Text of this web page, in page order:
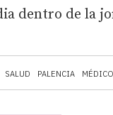
SALUD PALENCIA
dentro de la